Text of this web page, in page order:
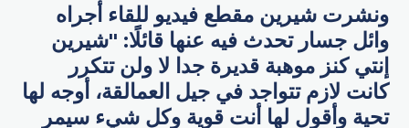
ونشرت شيرين مقطع فيديو للقاء أجراه
وائل جسار تحدث فيه عنها قائلًا: "شيرين
إنتي كنز موهبة قديرة جدا لا ولن تتكرر
كانت لازم تتواجد في جيل العمالقة، أوجه لها
تحية وأقول لها أنت قوية وكل شيء سيمر